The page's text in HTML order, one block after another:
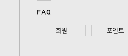
FAQ
회원 포인트